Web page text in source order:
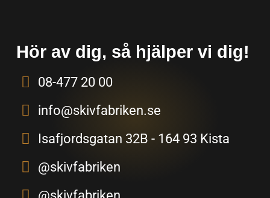
Hör av dig, så hjälper vi dig!
08-477 20 00
info@skivfabriken.se
Isafjordsgatan 32B - 164 93 Kista
@skivfabriken